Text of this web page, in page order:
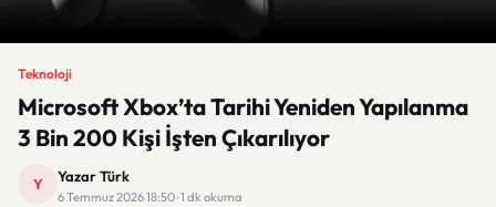
Teknoloji
Microsoft Xbox’ta Tarihi Yeniden Yapılanma
3 Bin 200 Kişi İşten Çıkarılıyor
Y Yazar Türk
6 Temmuz 2026 18:50 · 1 dk okuma